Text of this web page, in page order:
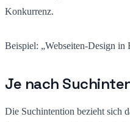
Konkurrenz.
Beispiel: „Webseiten-Design in
Je nach
Die Suchintention bezieht sich